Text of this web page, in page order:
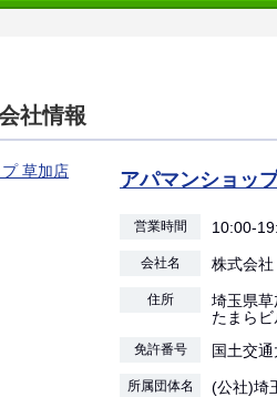
社情報
アパマンショッ
営業時間 10:00-
会社名 株式会
住所
埼玉県
たまらビ
免許番号 国土交
所属団体名 (公社)埼